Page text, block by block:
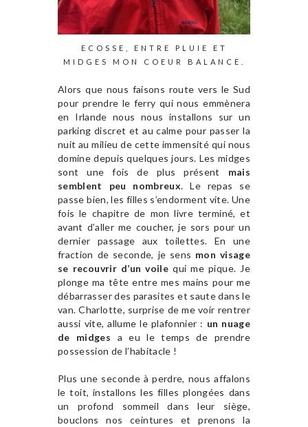
ECOSSE, ENTRE PLUIE ET
MIDGES MON COEUR BALANCE.
Alors que nous faisons route vers le Sud
pour prendre le ferry qui nous emmènera
en Irlande nous nous installons sur un
parking discret et au calme pour passer la
nuit au milieu de cette immensité qui nous
domine depuis quelques jours. Les midges
sont une fois de plus présent mais
semblent peu nombreux. Le repas se
passe bien, les filles s’endorment vite. Une
fois le chapitre de mon livre terminé, et
avant d’aller me coucher, je sors pour un
dernier passage aux toilettes. En une
fraction de seconde, je sens mon visage
se recouvrir d’un voile qui me pique. Je
plonge ma tête entre mes mains pour me
débarrasser des parasites et saute dans le
van. Charlotte, surprise de me voir rentrer
aussi vite, allume le plafonnier : un nuage
de midges a eu le temps de prendre
possession de l’habitacle !
Plus une seconde à perdre, nous affalons
le toit, installons les filles plongées dans
un profond sommeil dans leur siège,
bouclons nos ceintures et prenons la